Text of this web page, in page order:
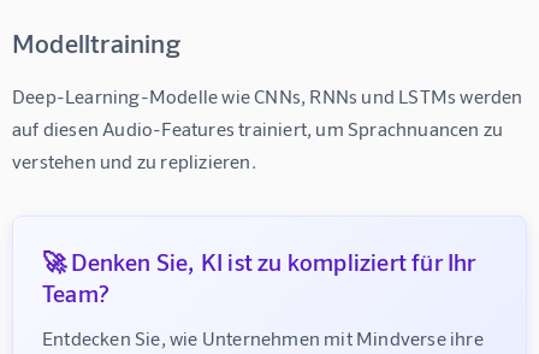
Modelltraining
Deep-Learning-Modelle wie CNNs, RNNs und LSTMs werden
auf diesen Audio-Features trainiert, um Sprachnuancen zu
verstehen und zu replizieren.
🚀 Denken Sie, KI ist zu kompliziert für Ihr
Team?
Entdecken Sie, wie Unternehmen mit Mindverse ihre